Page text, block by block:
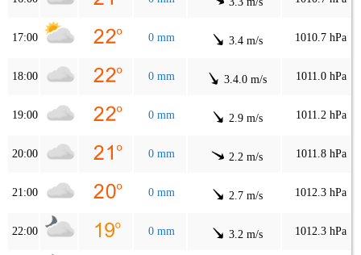
17:00 0 mm 3.4 m/s 1010.7 hPa
18:00 0 mm 3.4.0 m/s 1011.0 hPa
19:00 0 mm 2.9 m/s 1011.2 hPa
20:00 0 mm 2.2 m/s 1011.8 hPa
21:00 0 mm 2.7 m/s 1012.3 hPa
22:00 0 mm 3.2 m/s 1012.3 hPa